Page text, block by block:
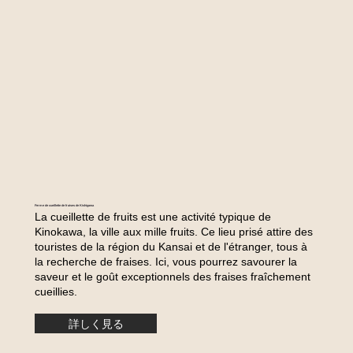
Ferme de cueillette de fraises de Kishigawa
La cueillette de fruits est une activité typique de
Kinokawa, la ville aux mille fruits. Ce lieu prisé attire des
touristes de la région du Kansai et de l'étranger, tous à
la recherche de fraises. Ici, vous pourrez savourer la
saveur et le goût exceptionnels des fraises fraîchement
cueillies.
詳しく見る